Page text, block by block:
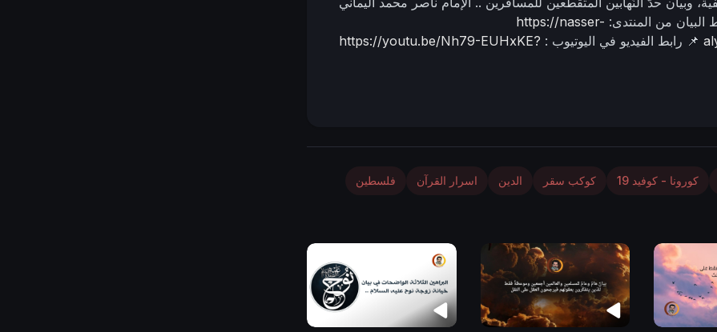
البيان من المنتدى: https://nasser-
📌 رابط الفيديو في اليوتيوب : https://youtu.be/Nh79-EUHxKE?
كورونا - كوفيد 19 كوكب سقر الدين اسرار القرآن فلسطين